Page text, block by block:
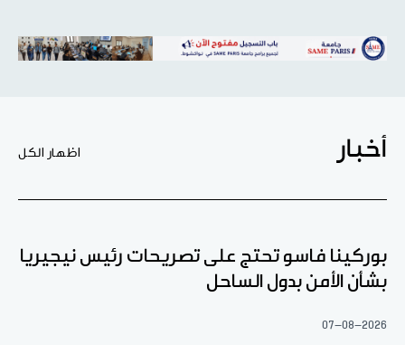
أخبار اظهار الكل
بوركينا فاسو تحتج على تصريحات رئيس نيجيريا
بشأن الأمن بدول الساحل
07-08-2026